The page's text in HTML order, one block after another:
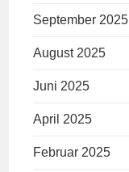
September 2025
August 2025
Juni 2025
April 2025
Februar 2025